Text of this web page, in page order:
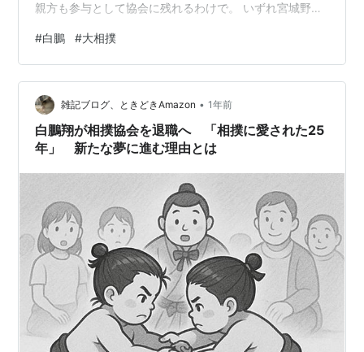
親方も参与として協会に残れるわけで。 いずれ宮城野部
向きは円満退職な風で。 白鵬は世界を視野に入れて
SUMOの未来を考えている。 大相撲とは違う世界線で相
撲が発展していくのかな。 それもおもしろいよね。
#白鵬 #大相撲
雑記ブログ、ときどきAmazon • 1年前
白鵬翔が相撲協会を退職へ 「相撲に愛された25
年」 新たな夢に進む理由とは